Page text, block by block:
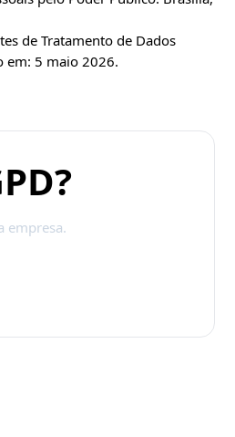
de Tratamento de Dados
em: 5 maio 2026.
empresa.